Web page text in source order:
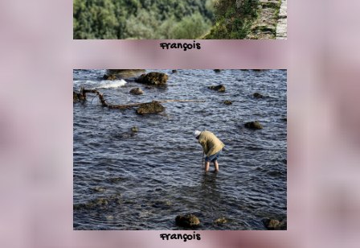
François
François